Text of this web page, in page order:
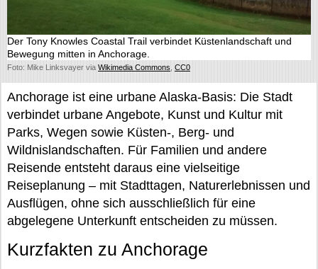
Der Tony Knowles Coastal Trail verbindet Küstenlandschaft und
Bewegung mitten in Anchorage.
Foto: Mike Linksvayer via Wikimedia Commons CC0
Anchorage ist eine urbane Alaska-Basis: Die Stadt
verbindet urbane Angebote, Kunst und Kultur mit
Parks, Wegen sowie Küsten-, Berg- und
Wildnislandschaften. Für Familien und andere
Reisende entsteht daraus eine vielseitige
Reiseplanung – mit Stadttagen, Naturerlebnissen und
Ausflügen, ohne sich ausschließlich für eine
abgelegene Unterkunft entscheiden zu müssen.
Kurzfakten zu Anchorage